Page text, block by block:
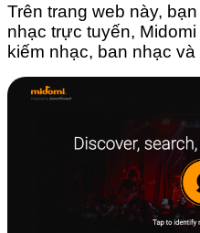
Trên trang web này,
nhạc trực tuyến,
kiếm nhạc, ban nhạc